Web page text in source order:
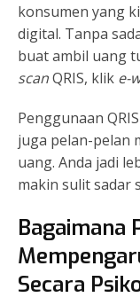
konsumen yang
digital. Tanpa
buat ambil uang
scanQRIS, klik e-
Penggunaan
juga pelan-pelan
uang. Anda jadi
makin sulit sadar
Bagaimana
Secara